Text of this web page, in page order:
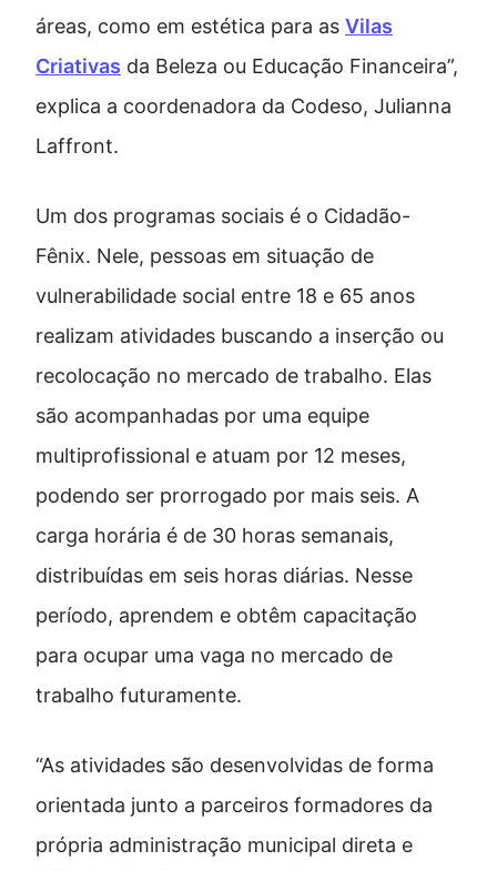
áreas, como em estética para as Vilas
Criativas da Beleza ou Educação Financeira”,
explica a coordenadora da Codeso, Julianna
Laffront.
Um dos programas sociais é o Cidadão-
Fênix. Nele, pessoas em situação de
vulnerabilidade social entre 18 e 65 anos
realizam atividades buscando a inserção ou
recolocação no mercado de trabalho. Elas
são acompanhadas por uma equipe
multiprofissional e atuam por 12 meses,
podendo ser prorrogado por mais seis. A
carga horária é de 30 horas semanais,
distribuídas em seis horas diárias. Nesse
período, aprendem e obtêm capacitação
para ocupar uma vaga no mercado de
trabalho futuramente.
“As atividades são desenvolvidas de forma
orientada junto a parceiros formadores da
própria administração municipal direta e